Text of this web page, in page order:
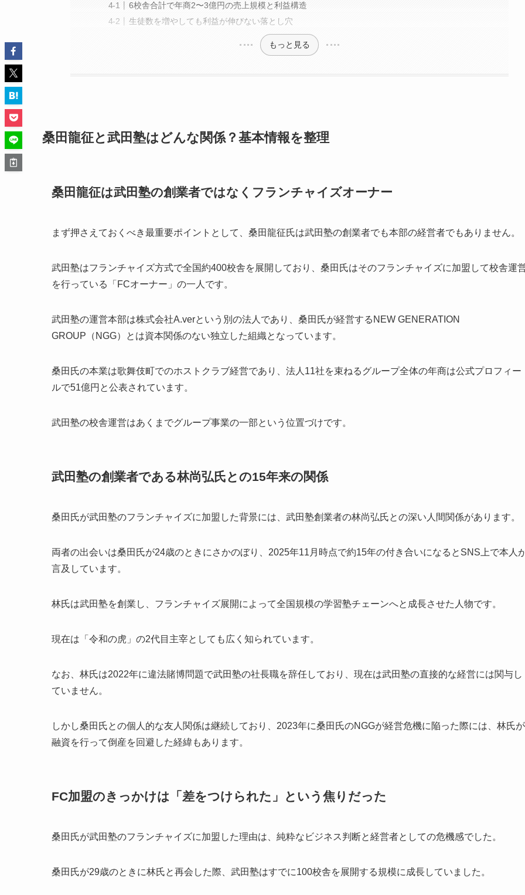
6校舎合計で年商2〜3億円の売上規模と利益構造
生徒数を増やしても利益が伸びない落とし穴
もっと見る
桑田龍征と武田塾はどんな関係？基本情報を整理
桑田龍征は武田塾の創業者ではなくフランチャイズオーナー
まず押さえておくべき最重要ポイントとして、桑田龍征氏は武田塾の創業者でも本部の経営者でもありません。
武田塾はフランチャイズ方式で全国約400校舎を展開しており、桑田氏はそのフランチャイズに加盟して校舎運
を行っている「FCオーナー」の一人です。
武田塾の運営本部は株式会社A.verという別の法人であり、桑田氏が経営するNEW GENERATION
GROUP（NGG）とは資本関係のない独立した組織となっています。
桑田氏の本業は歌舞伎町でのホストクラブ経営であり、法人11社を束ねるグループ全体の年商は公式プロフィー
ルで51億円と公表されています。
武田塾の校舎運営はあくまでグループ事業の一部という位置づけです。
武田塾の創業者である林尚弘氏との15年来の関係
桑田氏が武田塾のフランチャイズに加盟した背景には、武田塾創業者の林尚弘氏との深い人間関係があります。
両者の出会いは桑田氏が24歳のときにさかのぼり、2025年11月時点で約15年の付き合いになるとSNS上で本人
言及しています。
林氏は武田塾を創業し、フランチャイズ展開によって全国規模の学習塾チェーンへと成長させた人物です。
現在は「令和の虎」の2代目主宰としても広く知られています。
なお、林氏は2022年に違法賭博問題で武田塾の社長職を辞任しており、現在は武田塾の直接的な経営には関与し
ていません。
しかし桑田氏との個人的な友人関係は継続しており、2023年に桑田氏のNGGが経営危機に陥った際には、林氏が
融資を行って倒産を回避した経緯もあります。
FC加盟のきっかけは「差をつけられた」という焦りだった
桑田氏が武田塾のフランチャイズに加盟した理由は、純粋なビジネス判断と経営者としての危機感でした。
桑田氏が29歳のときに林氏と再会した際、武田塾はすでに100校舎を展開する規模に成長していました。